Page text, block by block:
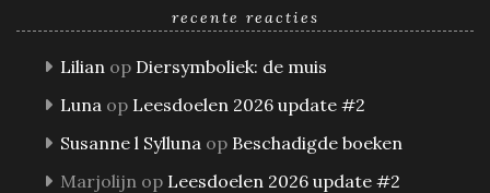
recente reacties
Lilian op Diersymboliek: de muis
Luna op Leesdoelen 2026 update #2
Susanne l Sylluna op Beschadigde boeken
Marjolijn op Leesdoelen 2026 update #2